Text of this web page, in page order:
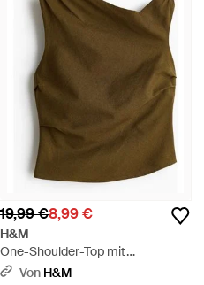
19,99 €8,99 €
H&M
One-Shoulder-Top mit
Knotendetail - Grün
Von H&M